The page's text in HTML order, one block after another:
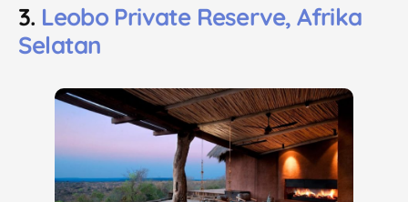
3. Leobo Private Reserve, Afrika
Selatan